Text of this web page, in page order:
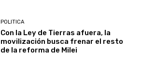
POLITICA
Con la Ley de Tierras afuera, la
movilización busca frenar el resto
de la reforma de Milei